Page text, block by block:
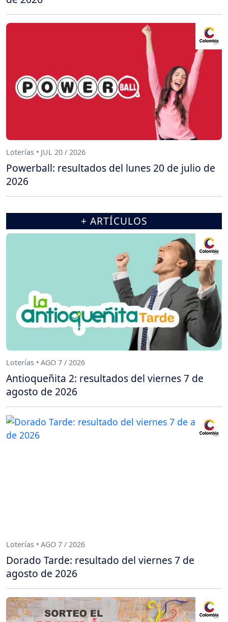
Loterías • JUL 20 / 2026
Powerball: resultados del lunes 20 de julio de
2026
+ ARTÍCULOS
Loterías • AGO 7 / 2026
Antioqueñita 2: resultados del viernes 7 de
agosto de 2026
Loterías • AGO 7 / 2026
Dorado Tarde: resultado del viernes 7 de
agosto de 2026